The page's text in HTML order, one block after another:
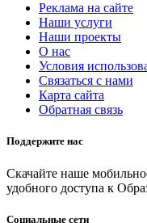
Реклама на сайте
Наши услуги
Наши проекты
О нас
Условия
Связаться с нами
Карта сайта
Обратная связь
Поддержите нас
Скачайте наше
удобного доступа к
Социальные сети